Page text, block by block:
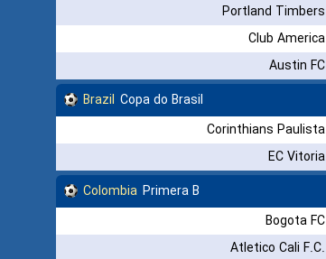
Portland Timbers
Club America
Austin FC
Brazil Copa do Brasil
Corinthians Paulista
EC Vitoria
Colombia Primera B
Bogota FC
Atletico Cali F.C.